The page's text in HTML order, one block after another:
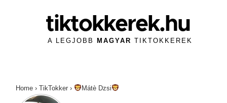
tiktokkerek.hu
A LEGJOBB MAGYAR TIKTOKKEREK
Home › TikTokker › Mátè Dzsi